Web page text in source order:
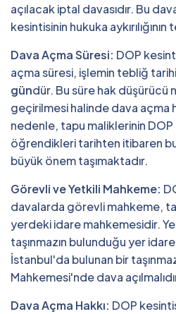
açılacak iptal davasıdır. Bu
kesintisinin hukuka
Dava Açma Süresi: DOP
açma süresi, işlemin tebliğ
gündür. Bu süre hak düşürücü
geçirilmesi halinde dava açma
nedenle, tapu maliklerinin DOP
öğrendikleri tarihten itibaren bu
büyük önem taşımaktadır.
Görevli ve Yetkili Mahkeme:
davalarda görevli mahkeme,
yerdeki idare mahkemesidir.
taşınmazın bulunduğu yer
İstanbul'da bulunan bir
Mahkemesi'nde dava
Dava Açma Hakkı: DOP